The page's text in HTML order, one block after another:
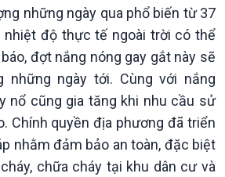
Khoa học & Công nghệ
Tin Khoa học & Công nghệ
Kết nối công nghệ
Sống chung với biến đổi
những ngày qua phổ biến từ 37
nhiệt độ thực tế ngoài trời có thể
đợt nắng nóng gay gắt này sẽ
những ngày tới. Cùng với nắng
nổ cũng gia tăng khi nhu cầu sử
Chính quyền địa phương đã triển
nhằm đảm bảo an toàn, đặc biệt
chữa cháy tại khu dân cư và